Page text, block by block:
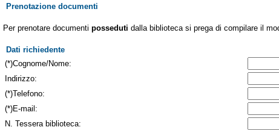
Prenotazione documenti
Per prenotare documenti posseduti dalla biblioteca si prega di compilare il
Dati richiedente
(*)Cognome/Nome:
Indirizzo:
(*)Telefono:
(*)E-mail:
N. Tessera biblioteca: